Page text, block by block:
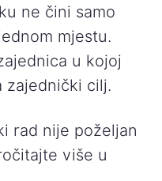
ne čini samo
mjestu.
u kojoj
zajednički cilj.
rad nije poželjan
više u